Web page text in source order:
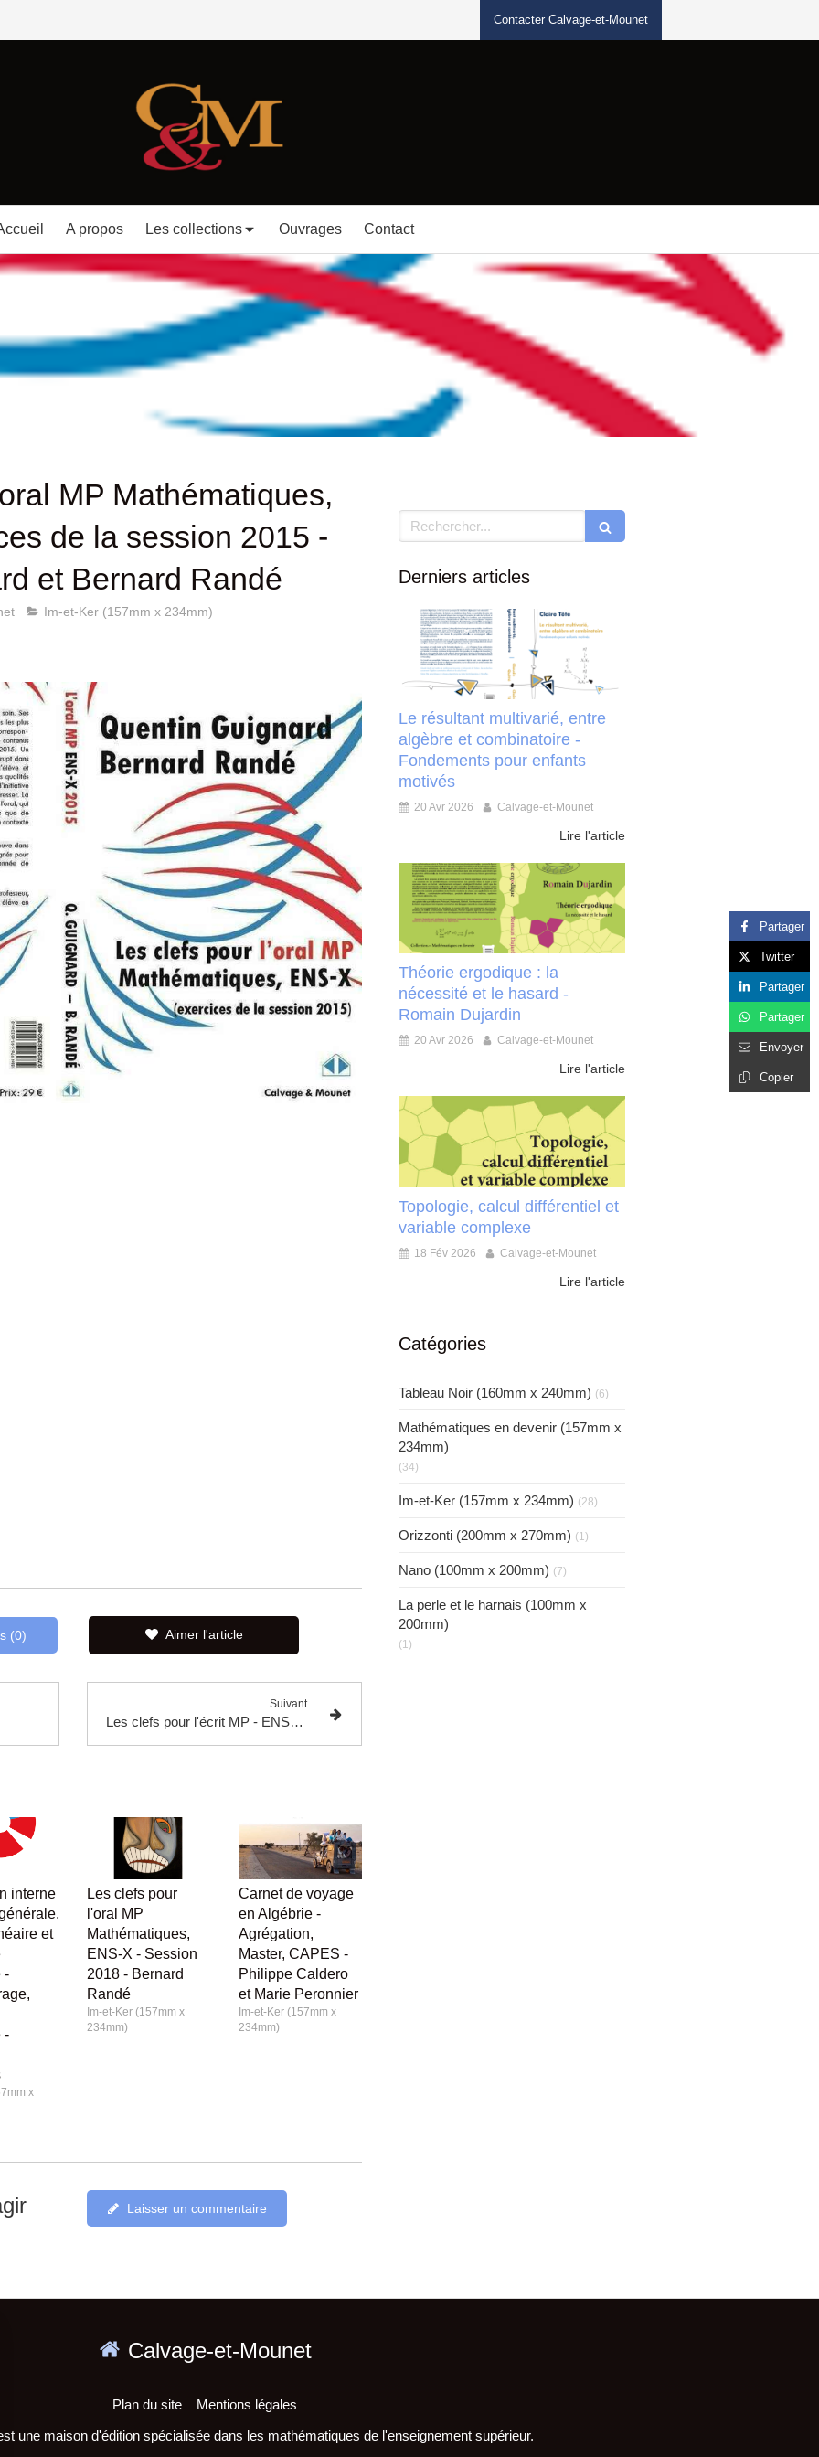
Contacter Calvage-et-Mounet
A propos Les collections Ouvrages Contact
MP Mathématiques,
de la session 2015 -
et Bernard Randé
Im-et-Ker (157mm x 234mm)
(0) Aimer l'article
Suivant
Les clefs pour l'écrit MP - ENS-X-Mines-Centrale-CCP - Session 2016 - Mathématiques et informatique (hors option) - Clément de Seguins Pazzis
interne
et
-
-
x
Les clefs pour
l'oral MP
Mathématiques,
ENS-X - Session
2018 - Bernard
Randé
Im-et-Ker (157mm x
234mm)
Carnet de voyage
en Algébrie -
Agrégation,
Master, CAPES -
Philippe Caldero
et Marie Peronnier
Im-et-Ker (157mm x
234mm)
Partager
Twitter
Partager
Partager
Envoyer
Copier
Laisser un commentaire
Rechercher
Derniers articles
Le résultant multivarié, entre
algèbre et combinatoire -
Fondements pour enfants
motivés
20 Avr 2026 Calvage-et-Mounet
Lire l'article
Théorie ergodique : la
nécessité et le hasard -
Romain Dujardin
20 Avr 2026 Calvage-et-Mounet
Lire l'article
Topologie, calcul différentiel et
variable complexe
18 Fév 2026 Calvage-et-Mounet
Lire l'article
Catégories
Tableau Noir (160mm x 240mm) (6)
Mathématiques en devenir (157mm x
234mm)
(34)
Im-et-Ker (157mm x 234mm) (28)
Orizzonti (200mm x 270mm) (1)
Nano (100mm x 200mm) (7)
La perle et le harnais (100mm x
200mm)
(1)
Calvage-et-Mounet
Plan du site
Mentions légales
une maison d'édition spécialisée dans les mathématiques de l'enseignement supérieur.